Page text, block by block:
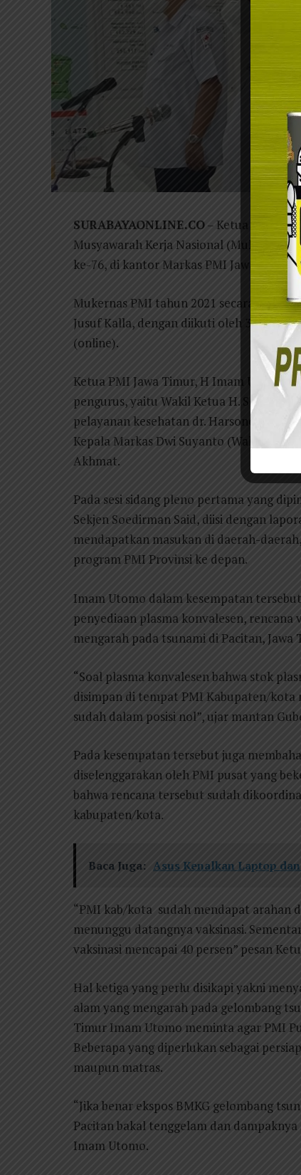
SURABAYAONLINE.CO– Ketua PMI
Musyawarah Kerja Nasional (Mukernas)
ke-76, di kantor Markas PMI Jawa Timur
Mukernas PMI tahun 2021 secara
Jusuf Kalla, dengan diikuti oleh 34 PMI
(online).
Ketua PMI Jawa Timur, H Imam Utomo
pengurus, yaitu Wakil Ketua H.
pelayanan kesehatan dr. Harsono, Ketua
Kepala Markas Dwi Suyanto (Wakil
Akhmat.
Pada sesi sidang pleno pertama yang
Sekjen Soedirman Said, diisi dengan
mendapatkan masukan di daerah-
program PMI Provinsi ke depan.
Imam Utomo dalam kesempatan
penyediaan plasma konvalesen, rencana
mengarah pada tsunami di Pacitan, Jawa
“Soal plasma konvalesen bahwa stok
disimpan di tempat PMI Kabupaten/kota
sudah dalam posisi nol”, ujar mantan
Pada kesempatan tersebut juga
diselenggarakan oleh PMI pusat yang
bahwa rencana tersebut sudah
kabupaten/kota.
Baca Juga: Asus Kenalkan Laptop
“PMI kab/kota sudah mendapat arahan
menunggu datangnya vaksinasi.
vaksinasi mencapai 40 persen” pesan
Hal ketiga yang perlu disikapi yakni
alam yang mengarah pada gelombang
Timur Imam Utomo meminta agar PMI
Beberapa yang diperlukan sebagai
maupun matras.
“Jika benar ekspos BMKG gelombang
Pacitan bakal tenggelam dan
Imam Utomo.